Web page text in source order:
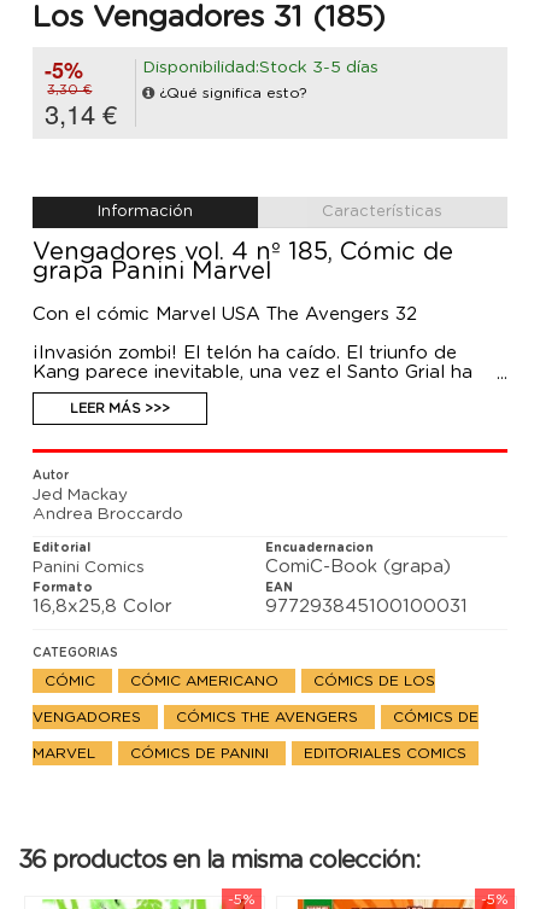
Los Vengadores 31 (185)
-5%
3,30 €
3,14 €
Disponibilidad:Stock 3-5 días
¿Qué significa esto?
Información Características
Vengadores vol. 4 nº 185, Cómic de
grapa Panini Marvel
Con el cómic Marvel USA The Avengers 32
¡Invasión zombi! El telón ha caído. El triunfo de
Kang parece inevitable, una vez el Santo Grial ha
caído en sus manos. Los Vengadores están siendo
superados en número, pero cuando se reúnen, todo
es posible. Además, un vengador caído regresa.
¿Amigo o enemigo?
LEER MÁS >>>
Autor
Jed Mackay
Andrea Broccardo
Editorial
Panini Comics
Encuadernacion
ComiC-Book (grapa)
Formato
16,8x25,8 Color
EAN
977293845100100031
CATEGORIAS
CÓMIC CÓMIC AMERICANO CÓMICS DE LOS
VENGADORES CÓMICS THE AVENGERS CÓMICS DE
MARVEL CÓMICS DE PANINI EDITORIALES COMICS
36 productos en la misma colección:
-5% -5%